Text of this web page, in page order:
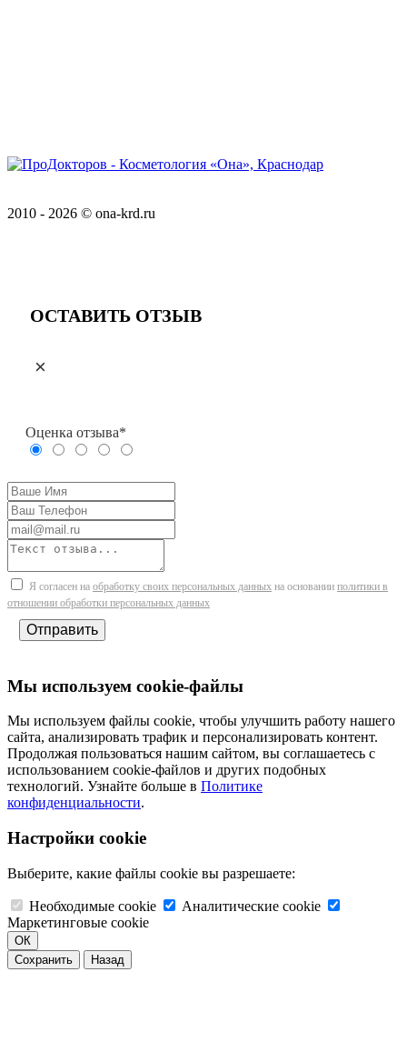
2010 - 2026 © ona-krd.ru
ОСТАВИТЬ ОТЗЫВ
×
Оценка отзыва*
Я согласен на обработку своих персональных данных на основании политики в
отношении обработки персональных данных
Отправить
Мы используем cookie-файлы
Мы используем файлы cookie, чтобы улучшить работу нашего
сайта, анализировать трафик и персонализировать контент.
Продолжая пользоваться нашим сайтом, вы соглашаетесь с
использованием cookie-файлов и других подобных
технологий. Узнайте больше в Политике
конфиденциальности.
Настройки cookie
Выберите, какие файлы cookie вы разрешаете:
Необходимые cookie
Аналитические cookie
Маркетинговые cookie
ОК
Сохранить
Назад